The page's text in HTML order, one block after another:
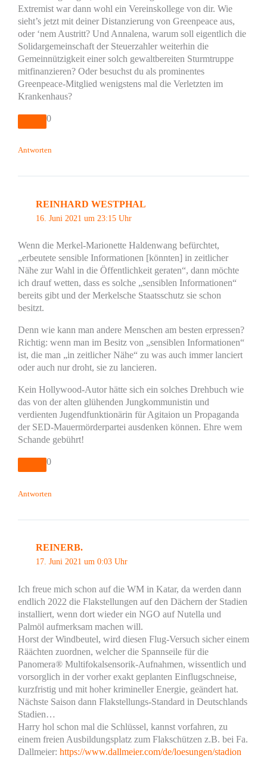
Extremist war dann wohl ein Vereinskollege von dir. Wie
sieht’s jetzt mit deiner Distanzierung von Greenpeace aus,
oder ‘nem Austritt? Und Annalena, warum soll eigentlich die
Solidargemeinschaft der Steuerzahler weiterhin die
Gemeinnützigkeit einer solch gewaltbereiten Sturmtruppe
mitfinanzieren? Oder besuchst du als prominentes
Greenpeace-Mitglied wenigstens mal die Verletzten im
Krankenhaus?
0
Antworten
REINHARD WESTPHAL
16. Juni 2021 um 23:15 Uhr
Wenn die Merkel-Marionette Haldenwang befürchtet,
„erbeutete sensible Informationen [könnten] in zeitlicher
Nähe zur Wahl in die Öffentlichkeit geraten“, dann möchte
ich drauf wetten, dass es solche „sensiblen Informationen“
bereits gibt und der Merkelsche Staatsschutz sie schon
besitzt.
Denn wie kann man andere Menschen am besten erpressen?
Richtig: wenn man im Besitz von „sensiblen Informationen“
ist, die man „in zeitlicher Nähe“ zu was auch immer lanciert
oder auch nur droht, sie zu lancieren.
Kein Hollywood-Autor hätte sich ein solches Drehbuch wie
das von der alten glühenden Jungkommunistin und
verdienten Jugendfunktionärin für Agitaion un Propaganda
der SED-Mauermörderpartei ausdenken können. Ehre wem
Schande gebührt!
0
Antworten
REINERB.
17. Juni 2021 um 0:03 Uhr
Ich freue mich schon auf die WM in Katar, da werden dann
endlich 2022 die Flakstellungen auf den Dächern der Stadien
installiert, wenn dort wieder ein NGO auf Nutella und
Palmöl aufmerksam machen will.
Horst der Windbeutel, wird diesen Flug-Versuch sicher einem
Räächten zuordnen, welcher die Spannseile für die
Panomera® Multifokalsensorik-Aufnahmen, wissentlich und
vorsorglich in der vorher exakt geplanten Einflugschneise,
kurzfristig und mit hoher krimineller Energie, geändert hat.
Nächste Saison dann Flakstellungs-Standard in Deutschlands
Stadien…
Harry hol schon mal die Schlüssel, kannst vorfahren, zu
einem freien Ausbildungsplatz zum Flakschützen z.B. bei Fa.
Dallmeier: https://www.dallmeier.com/de/loesungen/stadion